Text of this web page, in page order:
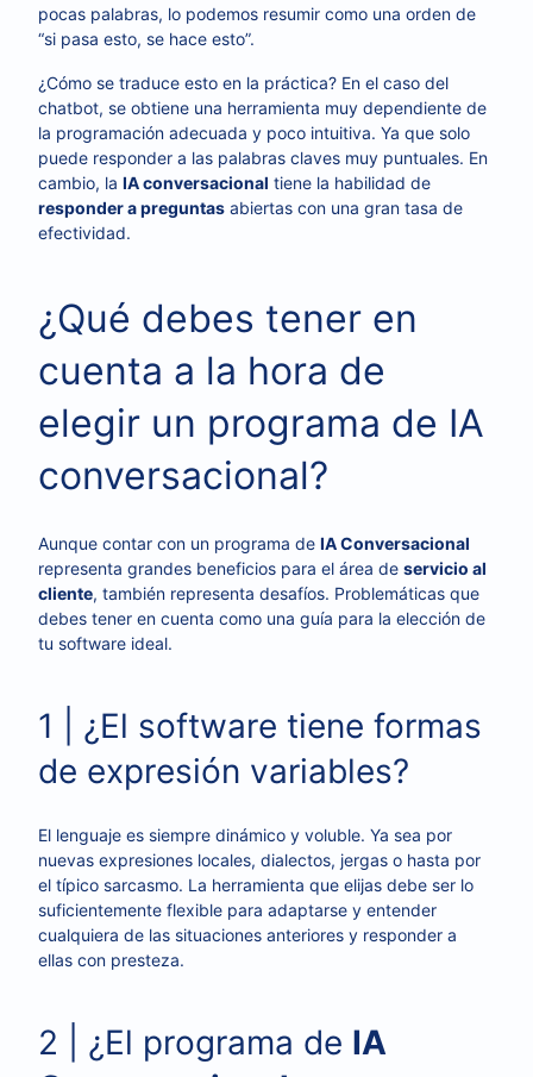
pocas palabras, lo podemos resumir como una orden de
“si pasa esto, se hace esto”.
¿Cómo se traduce esto en la práctica? En el caso del
chatbot, se obtiene una herramienta muy dependiente de
la programación adecuada y poco intuitiva. Ya que solo
puede responder a las palabras claves muy puntuales. En
cambio, la IA conversacional tiene la habilidad de
responder a preguntas abiertas con una gran tasa de
efectividad.
¿Qué debes tener en
cuenta a la hora de
elegir un programa de IA
conversacional?
Aunque contar con un programa de IA Conversacional
representa grandes beneficios para el área de servicio al
cliente, también representa desafíos. Problemáticas que
debes tener en cuenta como una guía para la elección de
tu software ideal.
1 | ¿El software tiene formas
de expresión variables?
El lenguaje es siempre dinámico y voluble. Ya sea por
nuevas expresiones locales, dialectos, jergas o hasta por
el típico sarcasmo. La herramienta que elijas debe ser lo
suficientemente flexible para adaptarse y entender
cualquiera de las situaciones anteriores y responder a
ellas con presteza.
2 | ¿El programa de IA